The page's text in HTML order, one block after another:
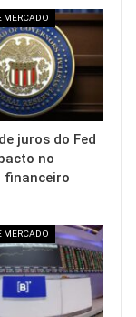
MERCADO
juros do Fed
no
financeiro
MERCADO